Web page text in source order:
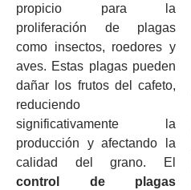
propicio para la
proliferación de plagas
como insectos, roedores y
aves. Estas plagas pueden
dañar los frutos del cafeto,
reduciendo
significativamente la
producción y afectando la
calidad del grano. El
control de plagas